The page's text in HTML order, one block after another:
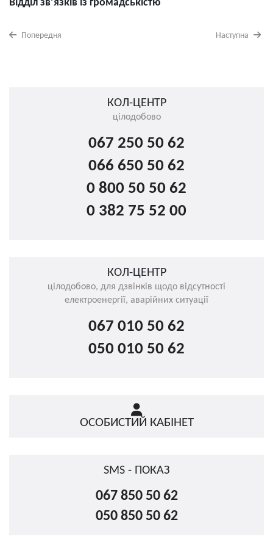
Відділ зв’язків із громадськістю
Попередня Наступна
КОЛ-ЦЕНТР
цілодобово
067 250 50 62
066 650 50 62
0 800 50 50 62
0 382 75 52 00
КОЛ-ЦЕНТР
цілодобово, для дзвінків щодо відсутності
електроенергії, аварійних ситуації
067 010 50 62
050 010 50 62
ОСОБИСТИЙ КАБІНЕТ
SMS - ПОКАЗ
067 850 50 62
050 850 50 62